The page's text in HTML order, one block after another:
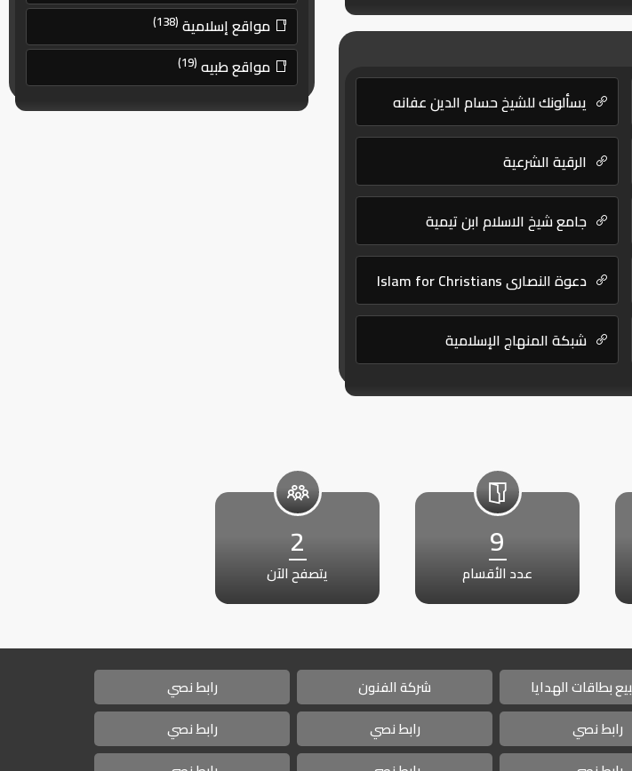
يسألونك للشيخ حسام الدين عفانه
الرقية الشرعية
جامع شيخ الاسلام ابن تيمية
دعوة النصارى Islam for Christians
شبكة المنهاج الإسلامية
مواقع إسلامية (138)
مواقع طبيه (19)
9
عدد الأقسام
2
يتصفح الآن
بطاقات الهدايا شركة الفنون
رابط نصي
رابط نصي رابط نصي
رابط نصي